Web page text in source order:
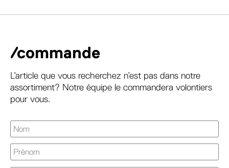
/commande
L’article que vous recherchez n’est pas dans notre
assortiment? Notre équipe le commandera volontiers
pour vous.